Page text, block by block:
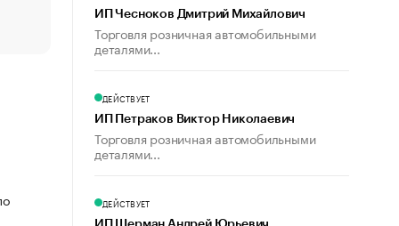
пользователейИП Чесноков Дмитрий Михайлович
Торговля розничная автомобильными
деталями...
ДЕЙСТВУЕТ
ИП Петраков Виктор Николаевич
Торговля розничная автомобильными
деталями...
ДЕЙСТВУЕТ